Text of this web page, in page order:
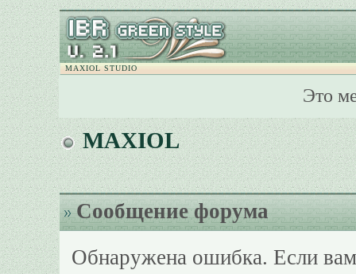
MAXIOL STUDIO
Это
MAXIOL
Сообщение форума
Обнаружена ошибка. Если